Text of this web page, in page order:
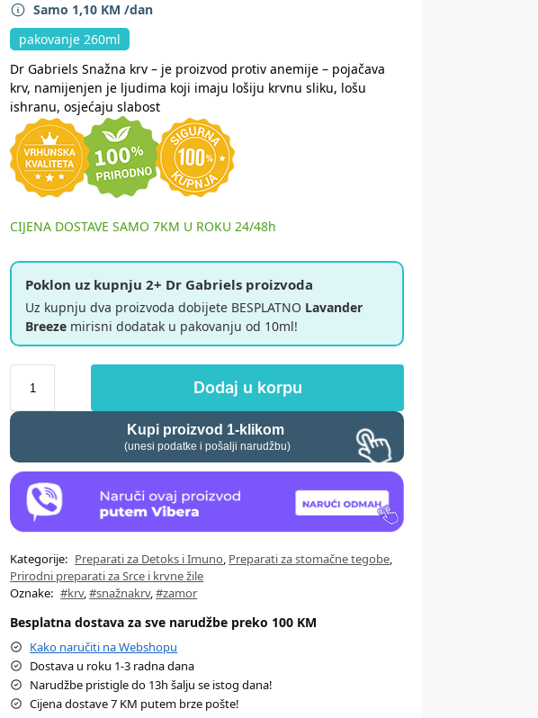
Samo 1,10 KM /dan
pakovanje 260ml
Dr Gabriels Snažna krv – je proizvod protiv anemije – pojačava
krv, namijenjen je ljudima koji imaju lošiju krvnu sliku, lošu
ishranu, osjećaju slabost
CIJENA DOSTAVE SAMO 7KM U ROKU 24/48h
Poklon uz kupnju 2+ Dr Gabriels proizvoda
Uz kupnju dva proizvoda dobijete BESPLATNO Lavander
Breeze mirisni dodatak u pakovanju od 10ml!
Dodaj u korpu
Kupi proizvod 1-klikom
(unesi podatke i pošalji narudžbu)
Kategorije: Preparati za Detoks i Imuno, Preparati za stomačne tegobe,
Prirodni preparati za Srce i krvne žile
Oznake: #krv,#snažnakrv,#zamor
Besplatna dostava za sve narudžbe preko 100 KM
Kako naručiti na Webshopu
Dostava u roku 1-3 radna dana
Narudžbe pristigle do 13h šalju se istog dana!
Cijena dostave 7 KM putem brze pošte!